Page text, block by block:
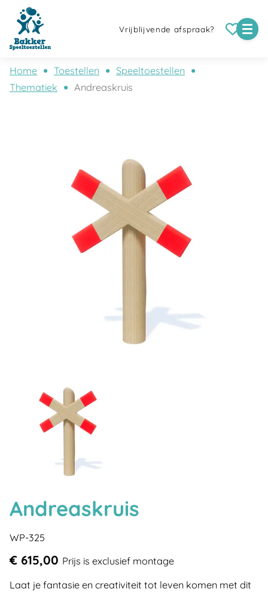
Vrijblijvende afspraak?
Home Toestellen
Speeltoestellen
Thematiek
Andreaskruis
Andreaskruis
WP-325
€ 615,00 Prijs is exclusief montage
Laat je fantasie en creativiteit tot leven komen met dit